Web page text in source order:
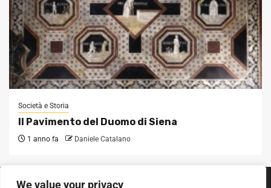
We value your privacy
Società e Storia
Il Pavimento del Duomo di Siena
1 anno fa Daniele Catalano